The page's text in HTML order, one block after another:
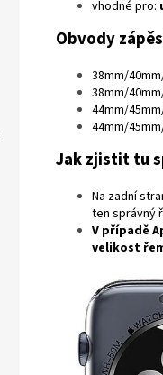
vhodné pro:
Obvody
38mm/
38mm/
44mm/
44mm/
Jak zjistit tu
Na zadní
ten správný
V případě
velikost